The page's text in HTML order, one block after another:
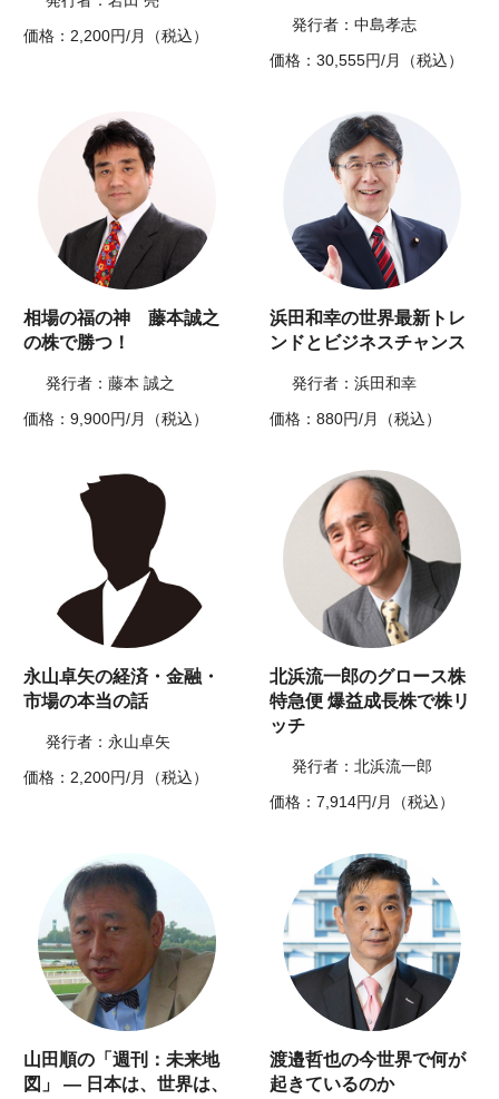
価格：2,200円/月（税込）
発行者：中島孝志
価格：30,555円/月（税込）
相場の福の神 藤本誠之
の株で勝つ！
発行者：藤本 誠之
価格：9,900円/月（税込）
浜田和幸の世界最新トレ
ンドとビジネスチャンス
発行者：浜田和幸
価格：880円/月（税込）
永山卓矢の経済・金融・
市場の本当の話
発行者：永山卓矢
価格：2,200円/月（税込）
北浜流一郎のグロース株
特急便 爆益成長株で株リ
ッチ
発行者：北浜流一郎
価格：7,914円/月（税込）
山田順の「週刊：未来地
図」 ― 日本は、世界は、
渡邉哲也の今世界で何が
起きているのか